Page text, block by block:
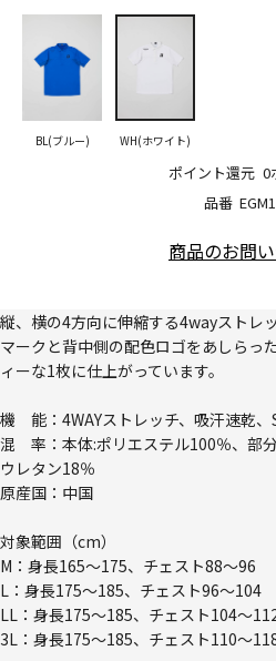
品番
ポイント還元 0
BL(ブルー) WH(ホワイト)
商品のお問
縦、横の4方向に伸縮する4wayストレ
マークと背中側の配色ロゴをあしらっ
ィーな1枚に仕上がっています。
機 能：4WAYストレッチ、吸汗速乾
混 率：本体:ポリエステル100％、部
ウレタン18％
原産国：中国
対象範囲（cm）
M：身長165～175、チェスト88～96
L：身長175～185、チェスト96～104
LL：身長175～185、チェスト104～
3L：身長175～185、チェスト110～